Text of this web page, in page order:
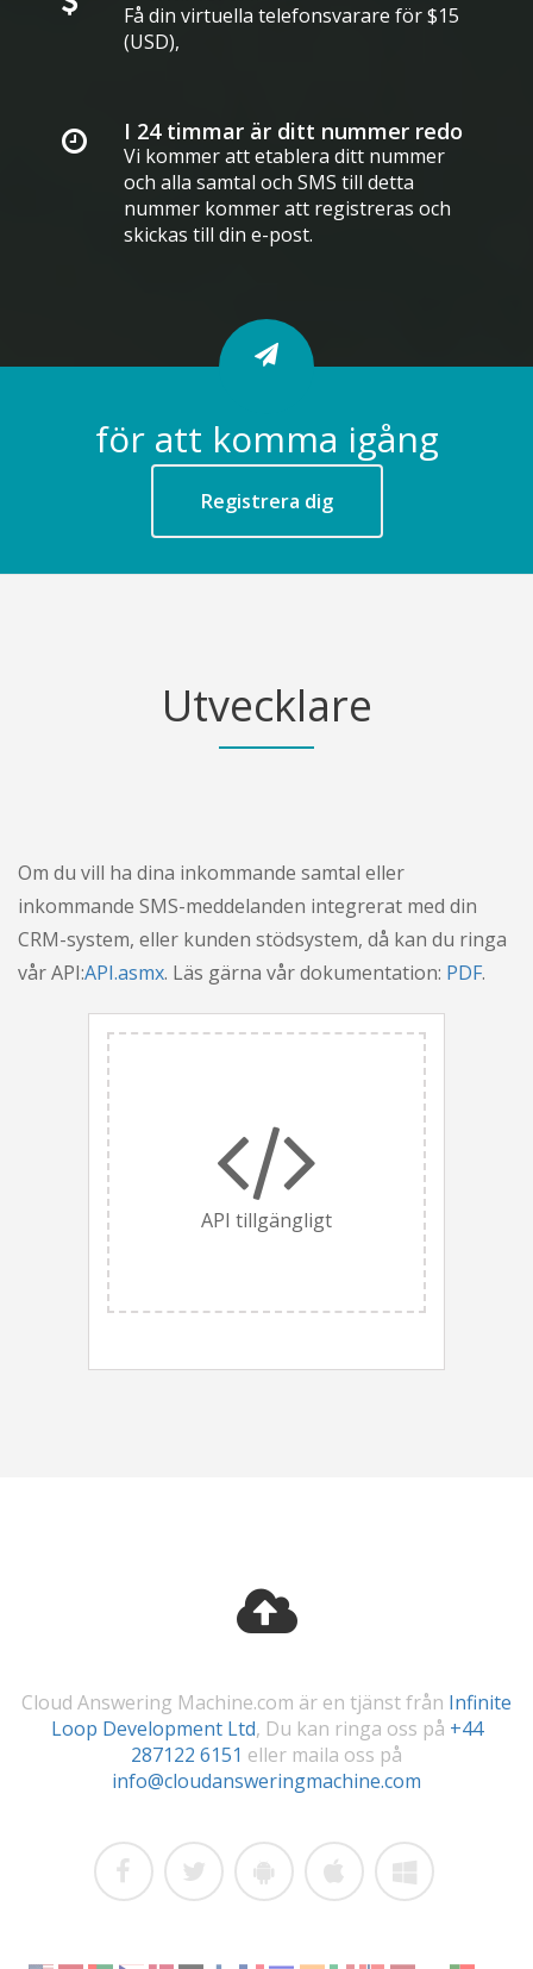
Få din virtuella telefonsvarare för $15
(USD),
I 24 timmar är ditt nummer redo
Vi kommer att etablera ditt nummer
och alla samtal och SMS till detta
nummer kommer att registreras och
skickas till din e-post.
för att komma igång
Registrera dig
Utvecklare
Om du vill ha dina inkommande samtal eller
inkommande SMS-meddelanden integrerat med din
CRM-system, eller kunden stödsystem, då kan du ringa
vår API:API.asmx. Läs gärna vår dokumentation: PDF.
API tillgängligt
Cloud Answering Machine.com är en tjänst från Infinite
Loop Development Ltd, Du kan ringa oss på +44
287122 6151 eller maila oss på
info@cloudansweringmachine.com